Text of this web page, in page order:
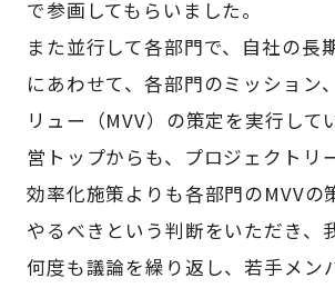
で参画してもらいました。
また並行して各部門で、自社の長
にあわせて、各部門のミッション
リュー（MVV）の策定を実行して
営トップからも、プロジェクトリ
効率化施策よりも各部門のMVVの
やるべきという判断をいただき、
何度も議論を繰り返し、若手メン